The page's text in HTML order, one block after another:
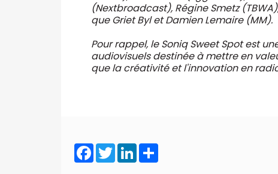
(Nextbroadcast), Régine Smetz
que Griet Byl et Damien Lemaire (MM).
Pour rappel, le Soniq Sweet Spot est
audiovisuels destinée à mettre en
que la créativité et l'innovation en
Facebook
TwitterLinkedIn